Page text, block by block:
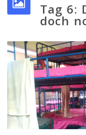
Tag 6:
doch